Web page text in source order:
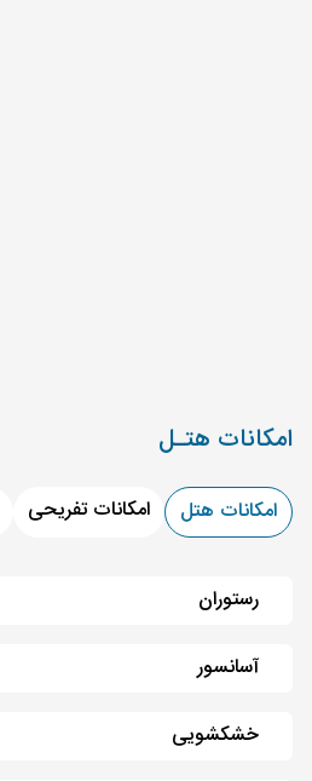
امکانات هتـل
امکانات هتل امکانات تفریحی
رستوران
آسانسور
خشکشویی